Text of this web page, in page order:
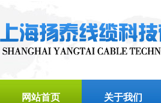
网站首页 关于我们